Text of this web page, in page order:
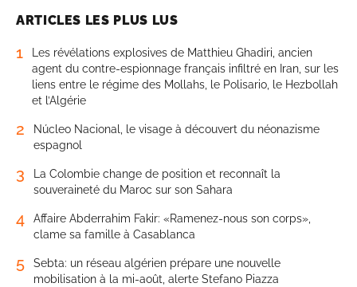
ARTICLES LES PLUS LUS
1
Les révélations explosives de Matthieu Ghadiri, ancien
agent du contre-espionnage français infiltré en Iran, sur les
liens entre le régime des Mollahs, le Polisario, le Hezbollah
et l’Algérie
2
Núcleo Nacional, le visage à découvert du néonazisme
espagnol
3
La Colombie change de position et reconnaît la
souveraineté du Maroc sur son Sahara
4
Affaire Abderrahim Fakir: «Ramenez-nous son corps»,
clame sa famille à Casablanca
5
Sebta: un réseau algérien prépare une nouvelle
mobilisation à la mi-août, alerte Stefano Piazza